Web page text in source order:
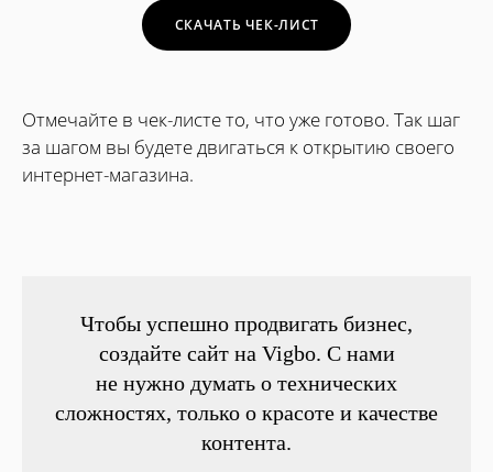
СКАЧАТЬ ЧЕК-ЛИСТ
Отмечайте в чек-листе то, что уже готово. Так шаг
за шагом вы будете двигаться к открытию своего
интернет-магазина.
Чтобы успешно продвигать бизнес,
создайте сайт на Vigbo. С нами
не нужно думать о технических
сложностях, только о красоте и качестве
контента.